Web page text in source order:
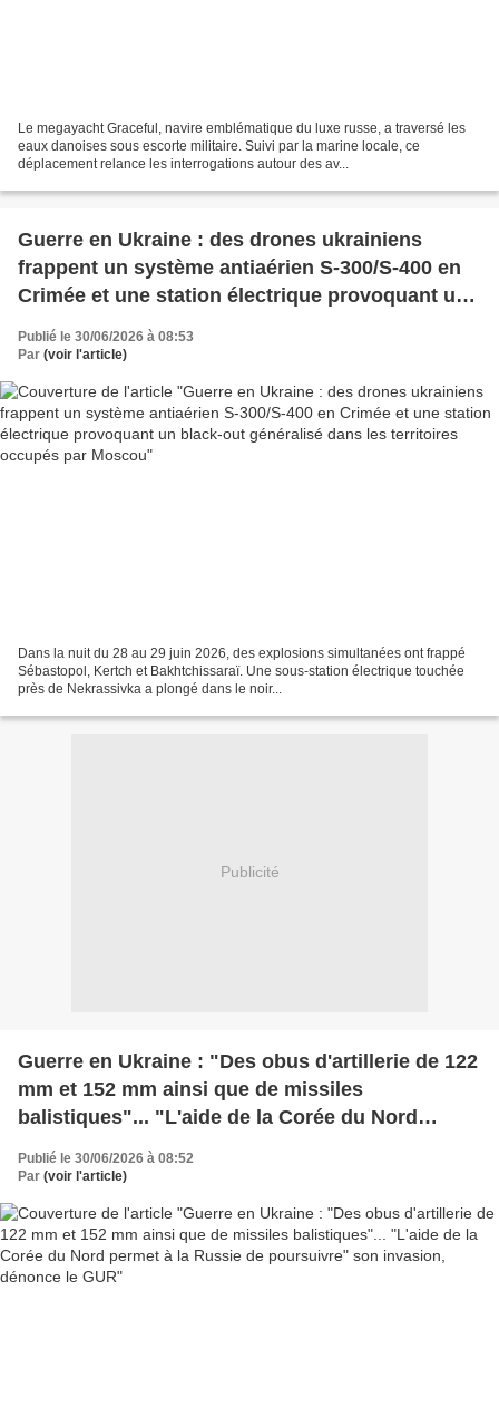
Le megayacht Graceful, navire emblématique du luxe russe, a traversé les
eaux danoises sous escorte militaire. Suivi par la marine locale, ce
déplacement relance les interrogations autour des av...
Guerre en Ukraine : des drones ukrainiens
frappent un système antiaérien S-300/S-400 en
Crimée et une station électrique provoquant un
black-out généralisé dans les territoires
occupés par Moscou
Publié le 30/06/2026 à 08:53
Par (voir l'article)
Dans la nuit du 28 au 29 juin 2026, des explosions simultanées ont frappé
Sébastopol, Kertch et Bakhtchissaraï. Une sous-station électrique touchée
près de Nekrassivka a plongé dans le noir...
Publicité
Guerre en Ukraine : "Des obus d'artillerie de 122
mm et 152 mm ainsi que de missiles
balistiques"... "L'aide de la Corée du Nord
dénonce le GUR
Publié le 30/06/2026 à 08:52
Par (voir l'article)